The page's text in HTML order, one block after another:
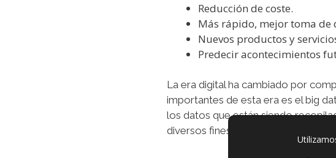
Reducción de coste.
Más rápido, mejor toma de
Nuevos productos y
Predecir acontecimientos
La era digital ha cambiado por
importantes de esta era es el big
los datos que están siendo
diversos fines, como el